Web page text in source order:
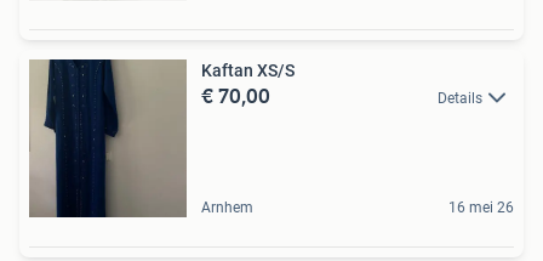
Kaftan XS/S
€ 70,00 Details
Arnhem 16 mei 26